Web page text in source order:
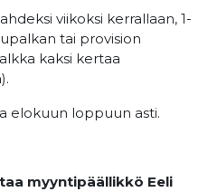
viikoksi kerrallaan, 1-
tai provision
kaksi kertaa
elokuun loppuun asti.
myyntipäällikkö Eeli